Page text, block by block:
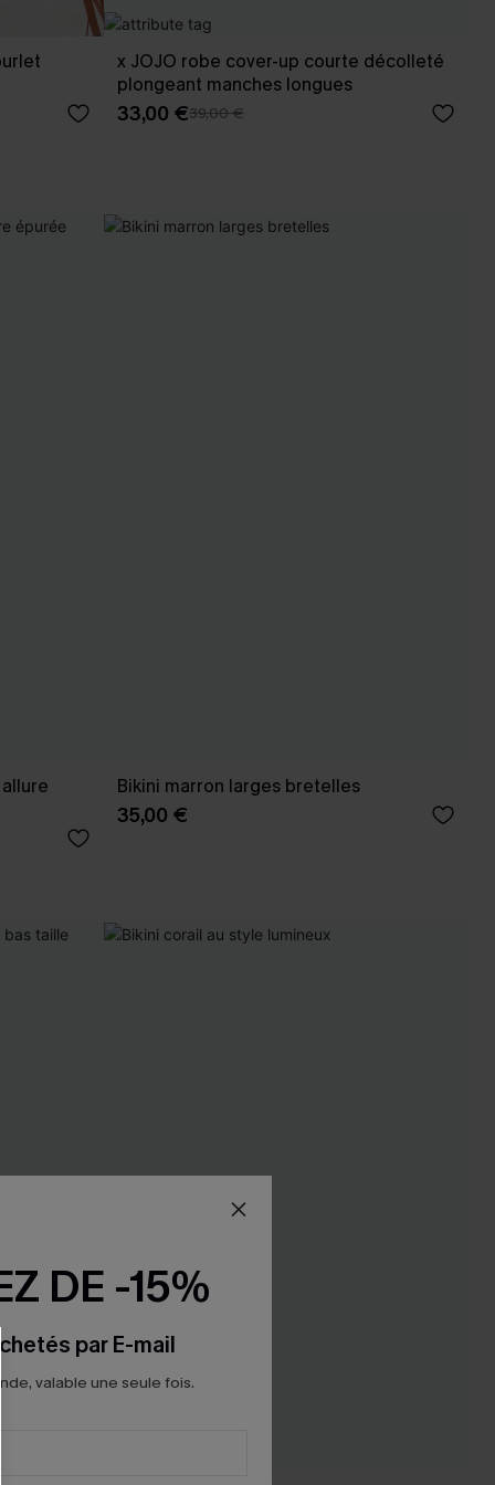
x JOJO robe cover-up courte décolleté
plongeant manches longues
33,00 €39,00 €
Bikini marron larges bretelles
35,00 €
DE -15%
par E-mail
valable une seule fois.